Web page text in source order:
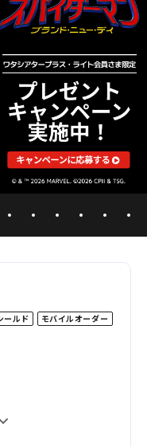
ールド
モバイルオーダー